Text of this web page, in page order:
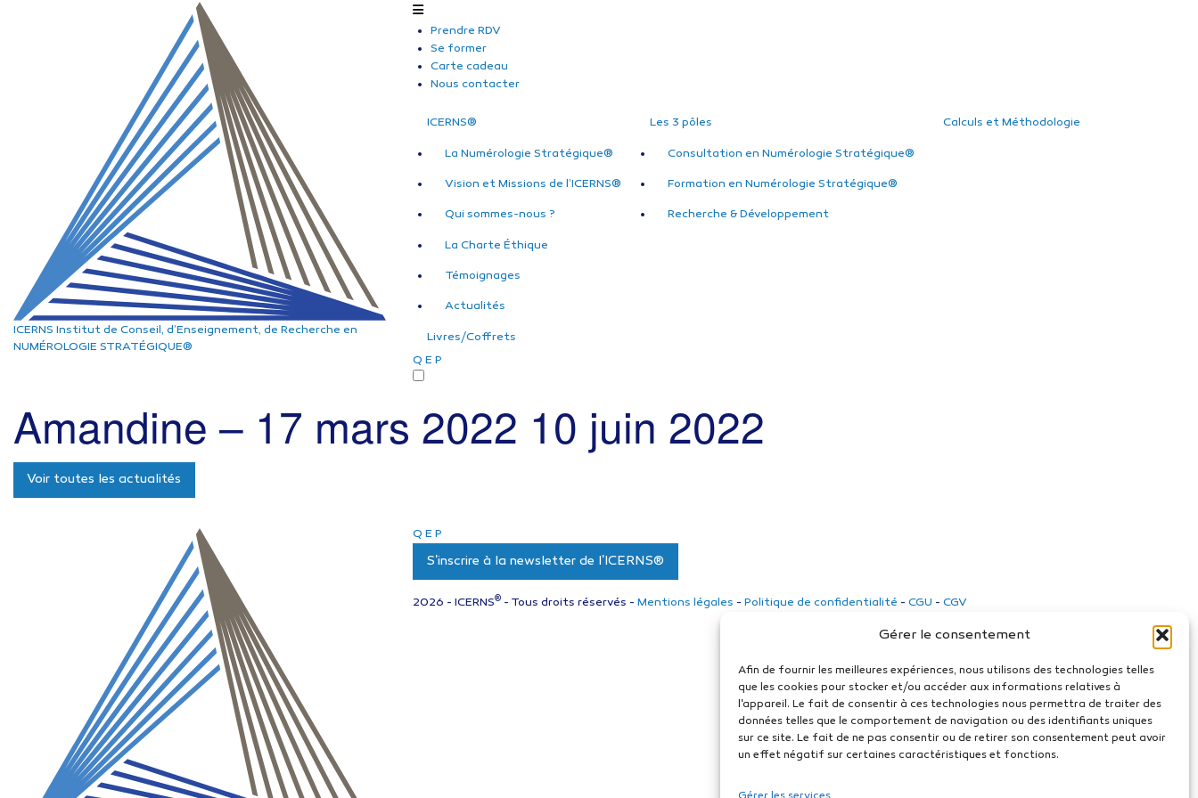
Gérer le consentement
Afin de fournir les meilleures expériences, nous utilisons des technologies telles
que les cookies pour stocker et/ou accéder aux informations relatives à
l'appareil. Le fait de consentir à ces technologies nous permettra de traiter des
données telles que le comportement de navigation ou des identifiants uniques
sur ce site. Le fait de ne pas consentir ou de retirer son consentement peut avoir
un effet négatif sur certaines caractéristiques et fonctions.
ICERNS Institut de Conseil, d’Enseignement, de Recherche en
NUMÉROLOGIE STRATÉGIQUE®
Prendre RDV
Se former
Carte cadeau
Nous contacter
ICERNS®
La Numérologie Stratégique®
Vision et Missions de l’ICERNS®
Qui sommes-nous ?
La Charte Éthique
Témoignages
Actualités
Les 3 pôles
Consultation en Numérologie Stratégique®
Formation en Numérologie Stratégique®
Recherche & Développement
Calculs et Méthodologie
Livres/Coffrets
Q E P
Amandine – 17 mars 2022 10 juin 2022
Voir toutes les actualités
Q E P
S'inscrire à la newsletter de l'ICERNS®
2026 - ICERNS® - Tous droits réservés - Mentions légales - Politique de confidentialité - CGU - CGV